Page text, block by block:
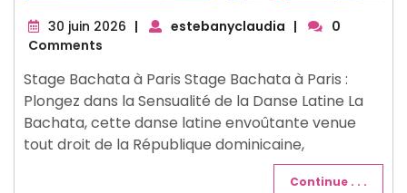
30 juin 2026 30
| estebanyclaudia |
0
Comments
Stage Bachata à Paris Stage Bachata à Paris :
Plongez dans la Sensualité de la Danse Latine La
Bachata, cette danse latine envoûtante venue
tout droit de la République dominicaine,
Continue . . .